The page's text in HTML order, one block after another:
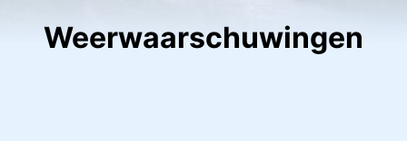
Weerwaarschuwingen